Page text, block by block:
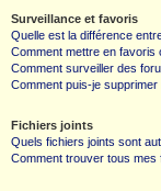
Surveillance et favoris
Quelle est la différence
Comment mettre en favoris
Comment surveiller des
Comment puis-je
Fichiers joints
Quels fichiers joints sont
Comment trouver tous mes